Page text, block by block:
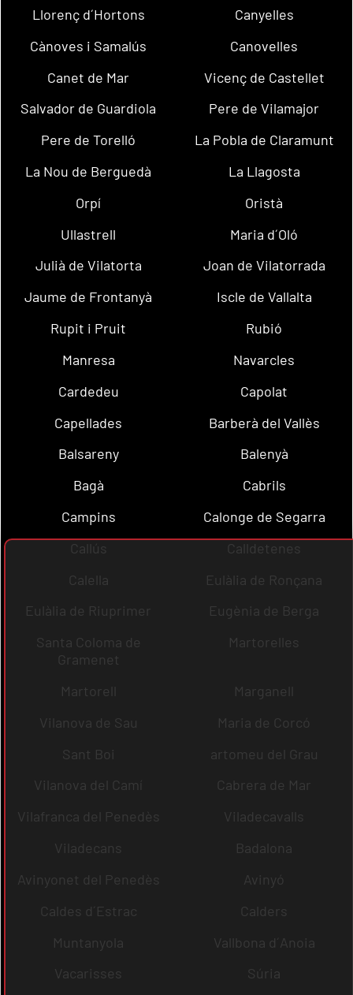
Llorenç d´Hortons
Canyelles
Cànoves i Samalús
Canovelles
Canet de Mar
Vicenç de Castellet
Salvador de Guardiola
Pere de Vilamajor
Pere de Torelló
La Pobla de Claramunt
La Nou de Berguedà
La Llagosta
Orpí
Oristà
Ullastrell
Maria d´Oló
Julià de Vilatorta
Joan de Vilatorrada
Jaume de Frontanyà
Iscle de Vallalta
Rupit i Pruit
Rubió
Manresa
Navarcles
Cardedeu
Capolat
Capellades
Barberà del Vallès
Balsareny
Balenyà
Bagà
Cabrils
Campins
Calonge de Segarra
Callús
Calldetenes
Calella
Eulàlia de Ronçana
Eulàlia de Riuprimer
Eugènia de Berga
Santa Coloma de
Gramenet
Martorelles
Martorell
Marganell
Vilanova de Sau
Maria de Corcó
Sant Boi
artomeu del Grau
Vilanova del Camí
Cabrera de Mar
Vilafranca del Penedès
Viladecavalls
Viladecans
Badalona
Avinyonet del Penedès
Avinyó
Caldes d´Estrac
Calders
Muntanyola
Vallbona d´Anoia
Vacarisses
Súria